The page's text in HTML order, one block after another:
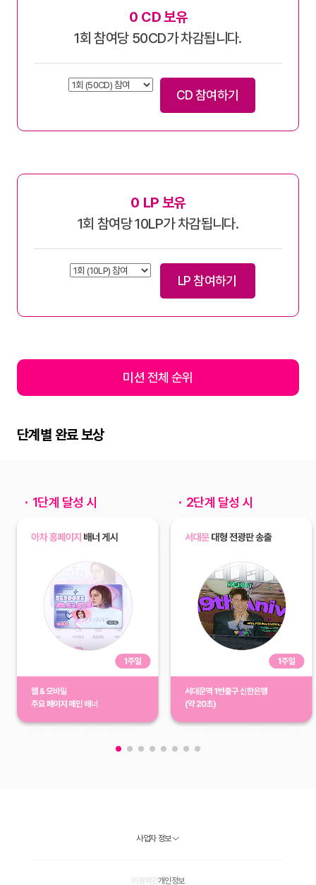
0 CD 보유
1회 참여당 50CD가 차감됩니다.
CD 참여하기
0 LP 보유
1회 참여당 10LP가 차감됩니다.
LP 참여하기
미션 전체 순위
단계별 완료 보상
1단계 달성 시 2단계 달성 시
사업자 정보
이용약관개인정보